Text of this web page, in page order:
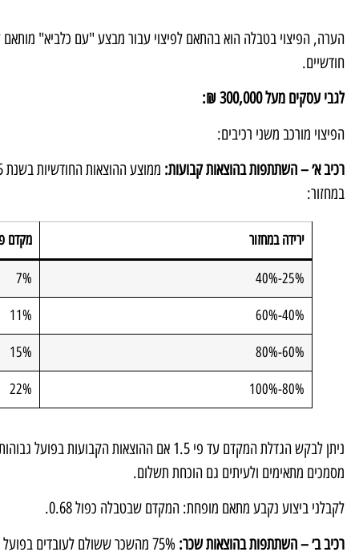
הערה, הפיצוי בטבלה הוא בהתאם לפיצוי עבור מבצע "עם כלביא" מותאם
חודשיים.
לגבי עסקים מעל 300,000 ₪:
הפיצוי מורכב משני רכיבים:
רכיב א׳ – השתתפות בהוצאות קבועות:
במחזור:
ירידה במחזור מקדם
25%-40%
7%
40%-60%
11%
60%-80%
15%
80%-100%
22%
ניתן לבקש הגדלת המקדם עד פי 1.5 אם ההוצאות
מסמכים מתאימים ולעיתים גם הוכחת תשלום.
לקבלני ביצוע נקבע מתאם מופחת: המקדם שבטבלה כפול 0.68.
רכיב ב׳ – השתתפות בהוצאות שכר: